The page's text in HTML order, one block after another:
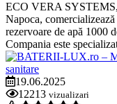
ECO VERA SYSTEMS,
Napoca,
rezervoare de apă 1000
Compania este
19.06.2025
12213 vizualizari